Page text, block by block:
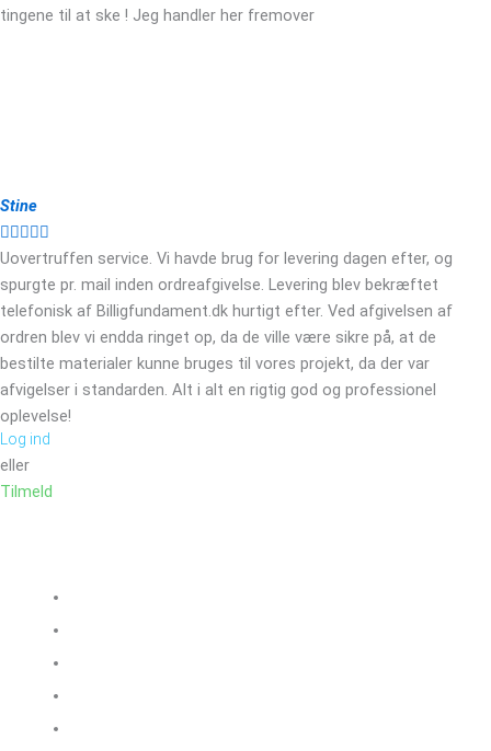
tingene til at ske ! Jeg handler her fremover
Stine

Uovertruffen service. Vi havde brug for levering dagen efter, og
spurgte pr. mail inden ordreafgivelse. Levering blev bekræftet
telefonisk af Billigfundament.dk hurtigt efter. Ved afgivelsen af
ordren blev vi endda ringet op, da de ville være sikre på, at de
bestilte materialer kunne bruges til vores projekt, da der var
afvigelser i standarden. Alt i alt en rigtig god og professionel
oplevelse!
Log ind
eller
Tilmeld